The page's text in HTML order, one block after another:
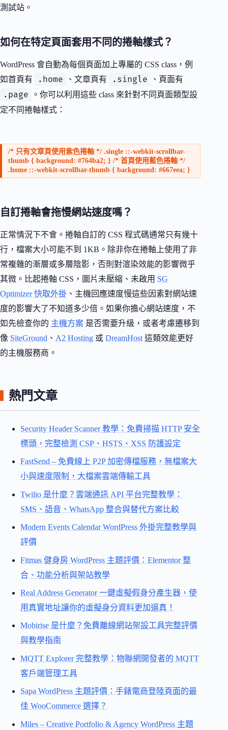
測試站。
如何在特定頁面套用不同的捲軸樣式？
WordPress 會自動為每個頁面加上專屬的 CSS class，例
如首頁有
.home 、文章頁有 .single 、頁面有
.page
。你可以利用這些 class 來針對不同頁面類型設
定不同捲軸樣式：
/* 只有文章頁使用紫色捲軸 */ .single ::-webkit-scrollbar-
thumb { background: #764ba2; } /* 首頁使用藍色捲軸 */
.home ::-webkit-scrollbar-thumb { background: #667eea; }
自訂捲軸會拖慢網站速度嗎？
正常情況下不會。捲軸自訂的 CSS 程式碼通常只有幾十
行，檔案大小可能不到 1KB。除非你在捲軸上使用了非
常複雜的漸層或多層陰影，否則對渲染效能的影響微乎
其微。比起捲軸 CSS，圖片未壓縮、未啟用 SG
Optimizer 快取外掛 、主機回應速度慢這些因素對網站速
度的影響大了不知道多少倍。如果你擔心網站速度，不
如先檢查你的 主機方案 是否需要升級，或者考慮遷移到
像 SiteGround 、 A2 Hosting 或 DreamHost 這類效能更好
的主機服務商。
熱門文章
Security Header Scanner 教學：免費掃描 HTTP 安全
標頭，完整檢測 CSP、HSTS、XSS 防護設定
FastSend – 免費線上 P2P 加密傳檔服務，無檔案大
小與速度限制，大檔案雲端傳輸工具
Twilio 是什麼？雲端通訊 API 平台完整教學：
SMS、語音、WhatsApp 整合與替代方案比較
Modern Events Calendar WordPress 外掛完整教學與
評價
Fitmas 健身房 WordPress 主題評價：Elementor 整
合、功能分析與架站教學
Real Address Generator 一鍵虛擬假身分產生器，使
用真實地址讓你的虛擬身分資料更加逼真！
Mobirise 是什麼？免費離線網站架設工具完整評價
與教學指南
MQTT Explorer 完整教學：物聯網開發者的 MQTT
客戶端管理工具
Sapa WordPress 主題評價：手錶電商登陸頁面的最
佳 WooCommerce 選擇？
Miles – Creative Portfolio & Agency WordPress 主題